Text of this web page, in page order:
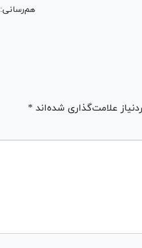
هم‌رسانی:
علامت‌گذاری شده‌اند *